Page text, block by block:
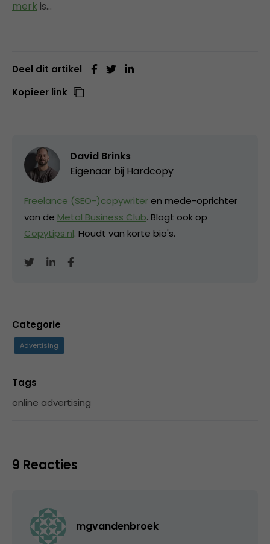
merk is…
Deel dit artikel
Kopieer link
David Brinks
Eigenaar bij Hardcopy
Freelance (SEO-)copywriter en mede-oprichter
van de Metal Business Club. Blogt ook op
Copytips.nl. Houdt van korte bio's.
Categorie
Advertising
Tags
online advertising
9 Reacties
mgvandenbroek